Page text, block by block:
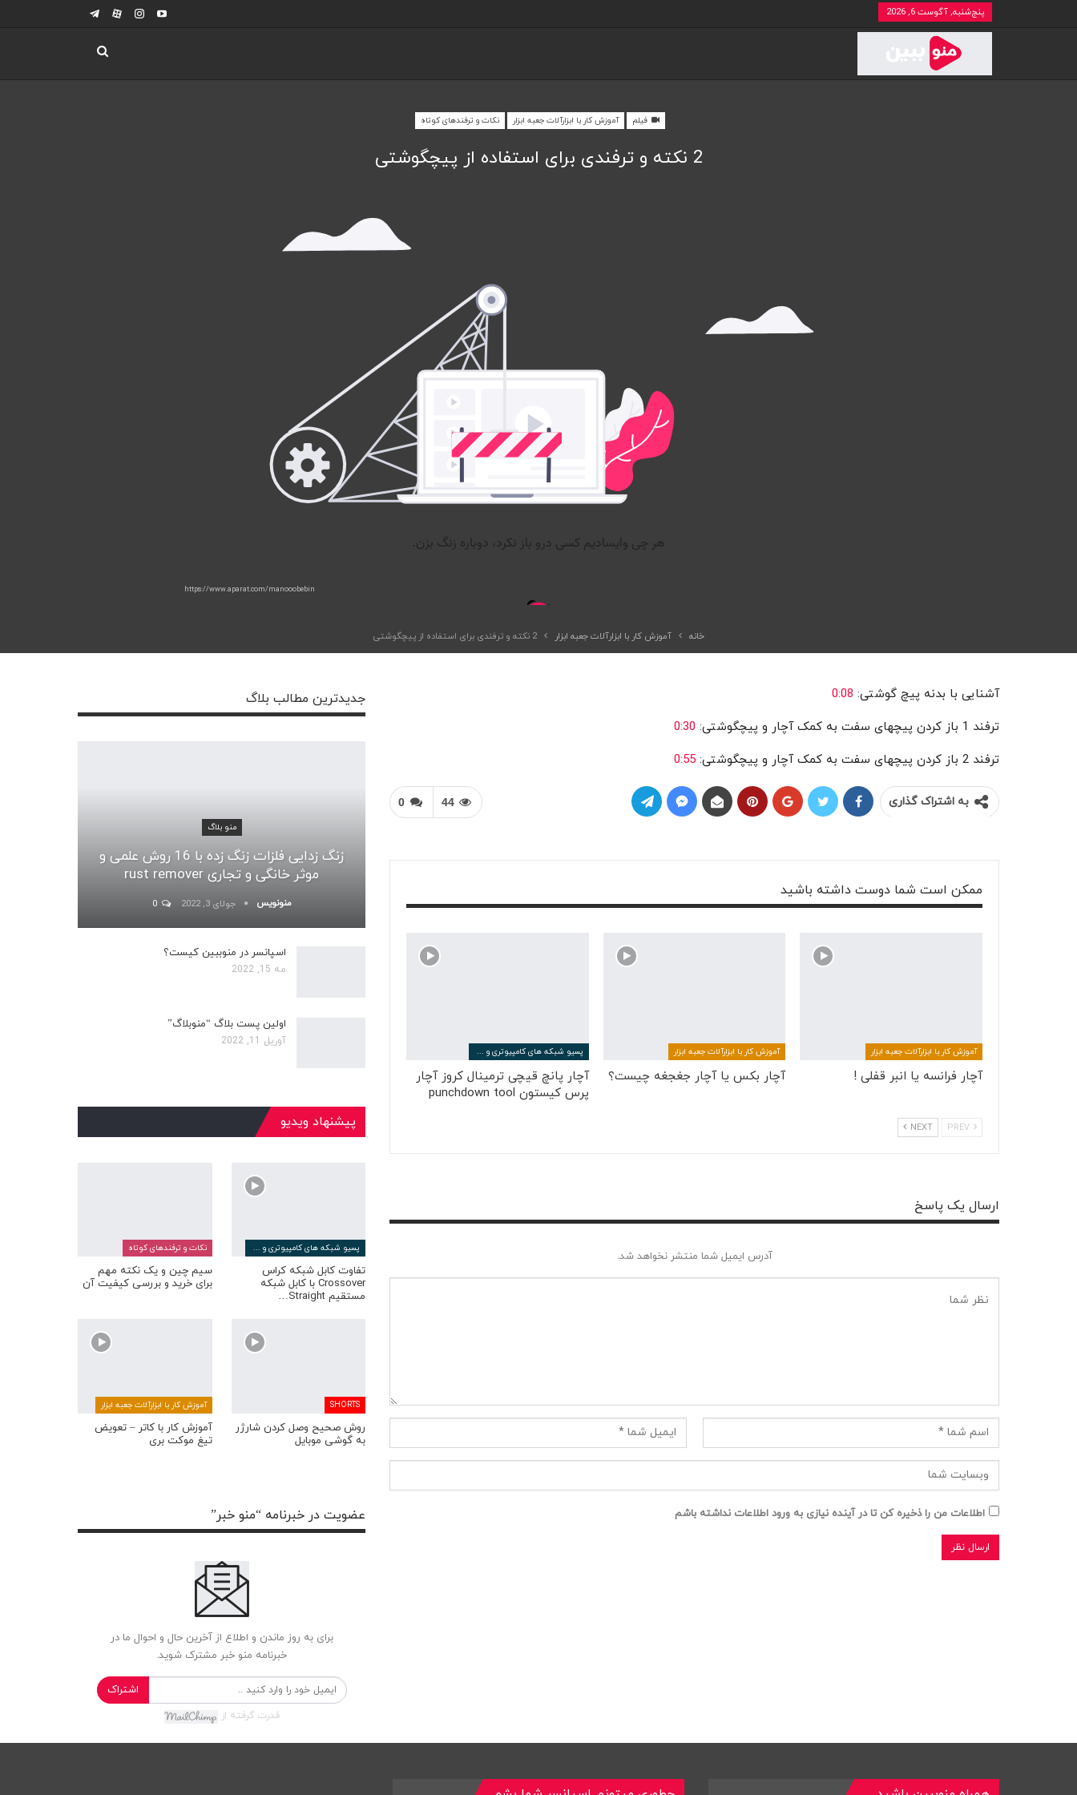
پنج‌شنبه, آگوست 6, 2026
فیلم آموزش کار با ابزارآلات جعبه ابزار نکات و ترفندهای کوتاه
2 نکته و ترفندی برای استفاده از پیچگوشتی
https://www.aparat.com/manooobebin
خانه آموزش کار با ابزارآلات جعبه ابزار 2 نکته و ترفندی برای استفاده از پیچگوشتی
آشنایی با بدنه پیچ گوشتی: 0:08
ترفند 1 باز کردن پیچهای سفت به کمک آچار و پیچگوشتی:
0:30
ترفند 2 باز کردن پیچهای سفت به کمک آچار و پیچگوشتی:
0:55
0 44 به اشتراک گذاری
ممکن است شما دوست داشته باشید
آموزش کار با ابزارآلات جعبه ابزار
آچار فرانسه یا انبر قفلی !
آموزش کار با ابزارآلات جعبه ابزار
آچار بکس یا آچار جغجغه چیست؟
پسیو شبکه های کامپیوتری و مخابراتی
آچار پانچ قیچی ترمینال کروز آچار
پرس کیستون punchdown tool
NEXT
ارسال یک پاسخ
آدرس ایمیل شما منتشر نخواهد شد.
اطلاعات من را ذخیره کن تا در آینده نیازی به ورود اطلاعات نداشته باشم
جدیدترین مطالب بلاگ
منو بلاگ
زنگ زدایی فلزات زنگ زده با 16 روش علمی و
موثر خانگی و تجاری rust remover
منونویس جولای 3, 2022 0
اسپانسر در منوببین کیست؟
مه 15, 2022
اولین پست بلاگ “منوبلاگ”
آوریل 11, 2022
پیشنهاد ویدیو
پسیو شبکه های کامپیوتری و مخابراتی
تفاوت کابل شبکه کراس
Crossover با کابل شبکه
مستقیم Straight…
نکات و ترفندهای کوتاه
سیم چین و یک نکته مهم
برای خرید و بررسی کیفیت آن
SHORTS
روش صحیح وصل کردن شارژر
به گوشی موبایل
آموزش کار با ابزارآلات جعبه ابزار
آموزش کار با کاتر – تعویض
تیغ موکت بری
عضویت در خبرنامه “منو خبر”
برای به روز ماندن و اطلاع از آخرین حال و احوال ما در
خبرنامه منو خبر مشترک شوید.
اشتراک
قدرت گرفته از